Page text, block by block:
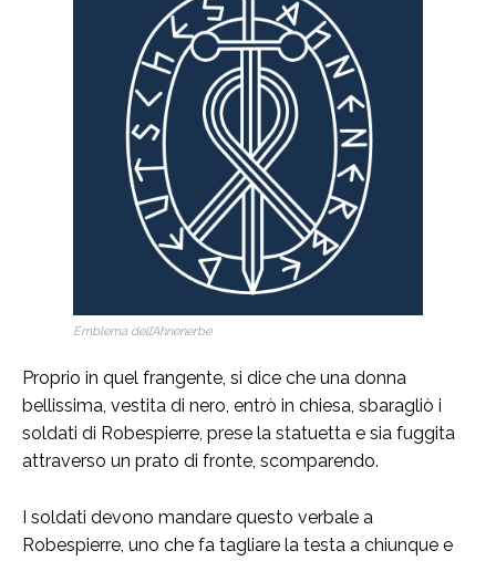
Emblema dell’Ahnenerbe
Proprio in quel frangente, si dice che una donna
bellissima, vestita di nero, entrò in chiesa, sbaragliò i
soldati di Robespierre, prese la statuetta e sia fuggita
attraverso un prato di fronte, scomparendo.
I soldati devono mandare questo verbale a
Robespierre, uno che fa tagliare la testa a chiunque e